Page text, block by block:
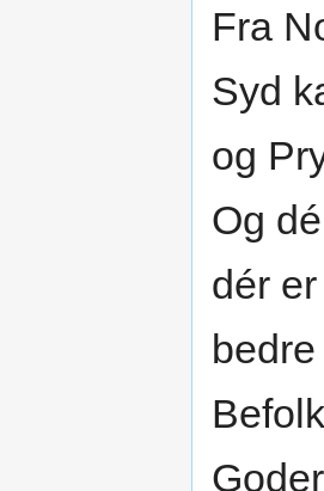
Fra
Syd
og
Og
dér